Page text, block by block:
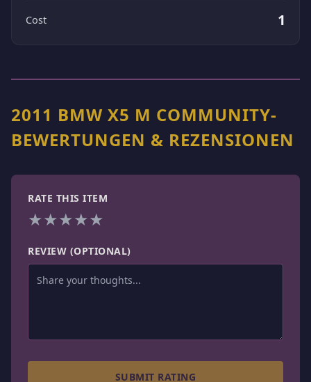
Cost 1
2011 BMW X5 M COMMUNITY-
BEWERTUNGEN & REZENSIONEN
RATE THIS ITEM
★★★★★
REVIEW (OPTIONAL)
SUBMIT RATING